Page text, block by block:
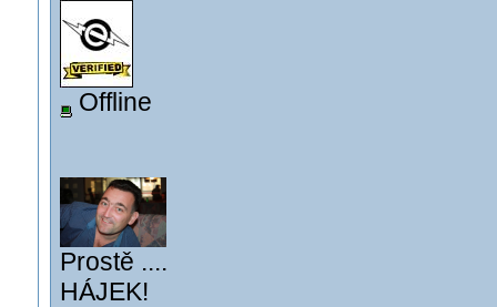
Offline
Prostě ....
HÁJEK!